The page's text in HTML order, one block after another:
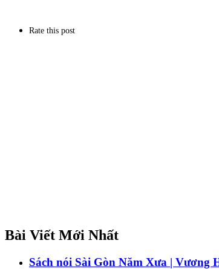
Rate this post
Bài Viết Mới Nhất
Sách nói Sài Gòn Năm Xưa | Vương